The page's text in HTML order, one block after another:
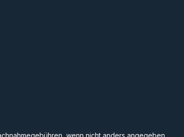
wenn nicht anders angegeben.